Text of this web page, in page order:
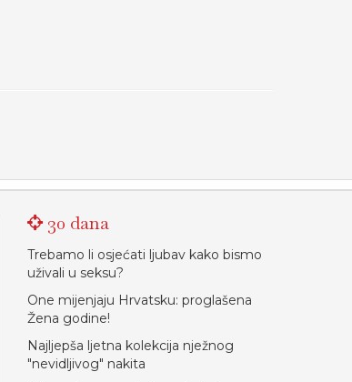
30 dana
Trebamo li osjećati ljubav kako bismo
uživali u seksu?
One mijenjaju Hrvatsku: proglašena
Žena godine!
Najljepša ljetna kolekcija nježnog
"nevidljivog" nakita